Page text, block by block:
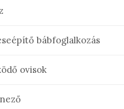
bábfoglalkozás
ovisok